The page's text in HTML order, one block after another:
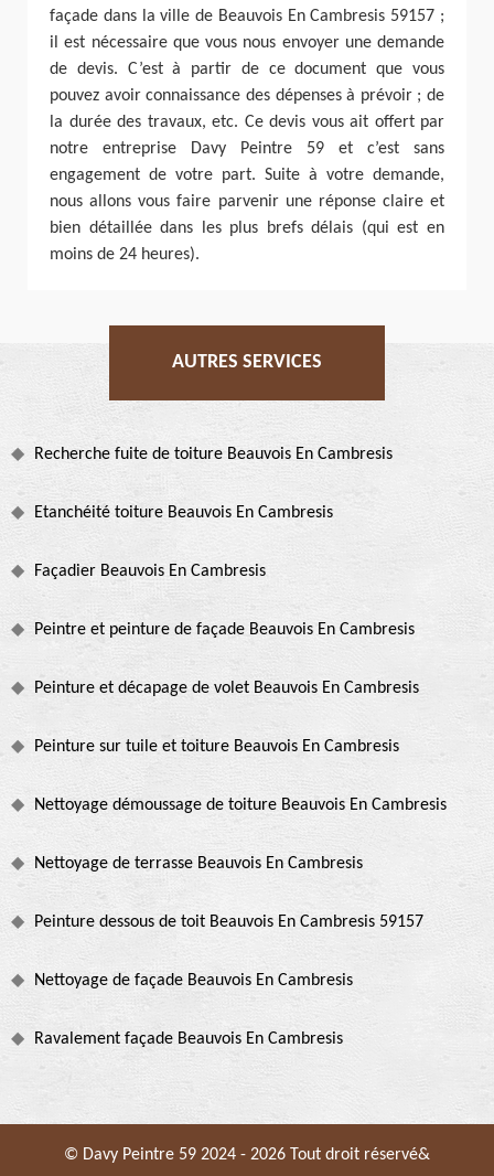
façade dans la ville de Beauvois En Cambresis 59157 ;
il est nécessaire que vous nous envoyer une demande
de devis. C’est à partir de ce document que vous
pouvez avoir connaissance des dépenses à prévoir ; de
la durée des travaux, etc. Ce devis vous ait offert par
notre entreprise Davy Peintre 59 et c’est sans
engagement de votre part. Suite à votre demande,
nous allons vous faire parvenir une réponse claire et
bien détaillée dans les plus brefs délais (qui est en
moins de 24 heures).
AUTRES SERVICES
Recherche fuite de toiture Beauvois En Cambresis
Etanchéité toiture Beauvois En Cambresis
Façadier Beauvois En Cambresis
Peintre et peinture de façade Beauvois En Cambresis
Peinture et décapage de volet Beauvois En Cambresis
Peinture sur tuile et toiture Beauvois En Cambresis
Nettoyage démoussage de toiture Beauvois En Cambresis
Nettoyage de terrasse Beauvois En Cambresis
Peinture dessous de toit Beauvois En Cambresis 59157
Nettoyage de façade Beauvois En Cambresis
Ravalement façade Beauvois En Cambresis
© Davy Peintre 59 2024 - 2026 Tout droit réservé&